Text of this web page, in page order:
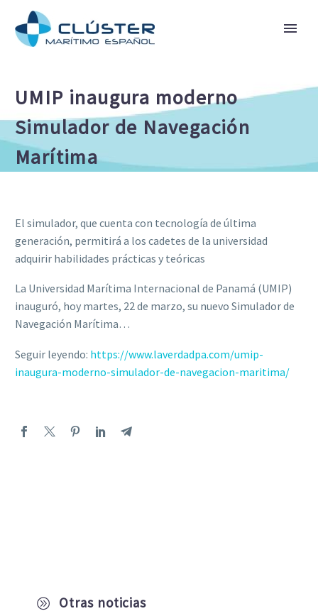
UMIP inaugura moderno
Simulador de Navegación
Marítima
A Otras noticias
El simulador, que cuenta con tecnología de última
generación, permitirá a los cadetes de la universidad
adquirir habilidades prácticas y teóricas
La Universidad Marítima Internacional de Panamá (UMIP)
inauguró, hoy martes, 22 de marzo, su nuevo Simulador de
Navegación Marítima…
Seguir leyendo: https://www.laverdadpa.com/umip-
inaugura-moderno-simulador-de-navegacion-maritima/